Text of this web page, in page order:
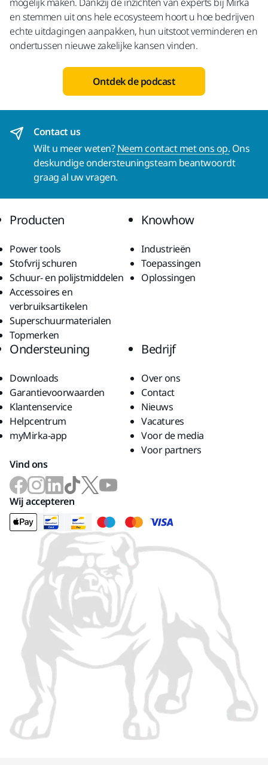
en stemmen uit ons hele ecosysteem hoort u hoe bedrijven
echte uitdagingen aanpakken, hun uitstoot verminderen en
ondertussen nieuwe zakelijke kansen vinden.
Ontdek de podcast
Contact us
Wilt u meer weten?Neem contact met ons op. Ons
deskundige ondersteuningsteam beantwoordt
graag al uw vragen.
Producten
Power tools
Stofvrij schuren
Schuur- en polijstmiddelen
Accessoires en
verbruiksartikelen
Superschuurmaterialen
Topmerken
Knowhow
Industrieën
Toepassingen
Oplossingen
Ondersteuning
Downloads
Garantievoorwaarden
Klantenservice
Helpcentrum
myMirka-app
Bedrijf
Over ons
Contact
Nieuws
Vacatures
Voor de media
Voor partners
Vind ons
Wij accepteren